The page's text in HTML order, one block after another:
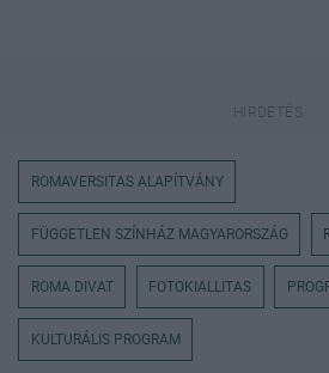
ROMAVERSITAS ALAPÍTVÁNY
FÜGGETLEN SZÍNHÁZ MAGYARORSZÁG
ROMA DIVAT FOTOKIALLITAS
KULTURÁLIS PROGRAM